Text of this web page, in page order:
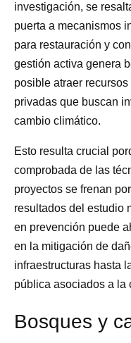
investigación, se
puerta a mecanismos
para restauración y
gestión activa genera
posible atraer
privadas que buscan
cambio climático.
Esto resulta crucial
comprobada de las
proyectos se frenan
resultados del estudio
en prevención puede
en la mitigación de
infraestructuras hasta
pública asociados a la
Bosques y